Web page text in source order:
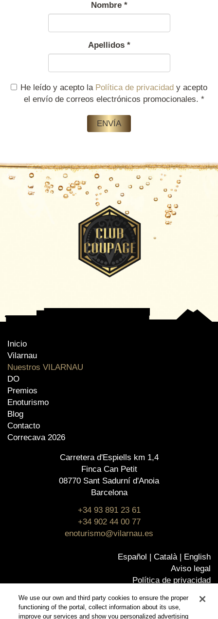
Nombre *
Apellidos *
He leído y acepto la Política de privacidad y acepto
el envío de correos electrónicos promocionales. *
ENVÍA
Inicio
Vilarnau
Nuestros VILARNAU
DO
Premios
Enoturismo
Blog
Contacto
Correcava 2026
Carretera d'Espiells km 1,4
Finca Can Petit
08770 Sant Sadurní d'Anoia
Barcelona
+34 93 891 23 61
+34 902 44 00 77
enoturismo@vilarnau.es
Español Català
English
Aviso legal
Política de privacidad
Política de Calidad
Certificados
We use our own and third party cookies to ensure the proper
functioning of the portal, collect information about its use,
improve our services and show you personalized advertising